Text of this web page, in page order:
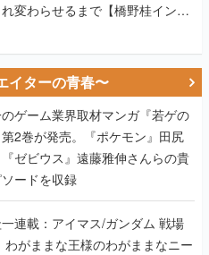
変わらせるまで【橋野桂インタ
イターの青春〜
ゲーム業界取材マンガ『若ゲの
2巻が発売。『ポケモン』田尻
ゼビウス』遠藤雅伸さんらの貴
ードを収録
連載：アイマス/ガンダム 戦場
わがままな王様のわがままなニー